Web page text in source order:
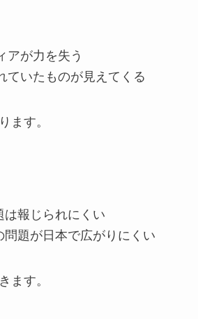
アが力を失う
ていたものが見えてくる
ます。
は報じられにくい
問題が日本で広がりにくい
ます。